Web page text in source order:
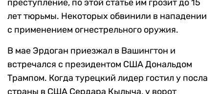
преступление, по этой статье им грозит до 15
лет тюрьмы. Некоторых обвинили в нападении
с применением огнестрельного оружия.
В мае Эрдоган приезжал в Вашингтон и
встречался с президентом США Дональдом
Трампом. Когда турецкий лидер гостил у посла
страны в США Сердара Кылыча, у ворот